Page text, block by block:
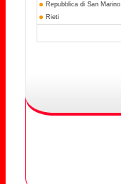
Repubblica di San Marino
Rieti